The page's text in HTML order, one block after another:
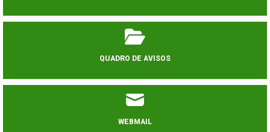
QUADRO DE AVISOS
WEBMAIL